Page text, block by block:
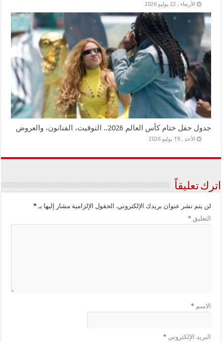
الأربعاء , 22 يوليو 2026
جدول حفل ختام كأس العالم 2026.. التوقيت، الفنانون، والعروض
الأحد , 19 يوليو 2026
اترك تعليقاً
لن يتم نشر عنوان بريدك الإلكتروني. الحقول الإلزامية مشار إليها بـ*
التعليق*
الاسم*
البريد الإلكتروني*